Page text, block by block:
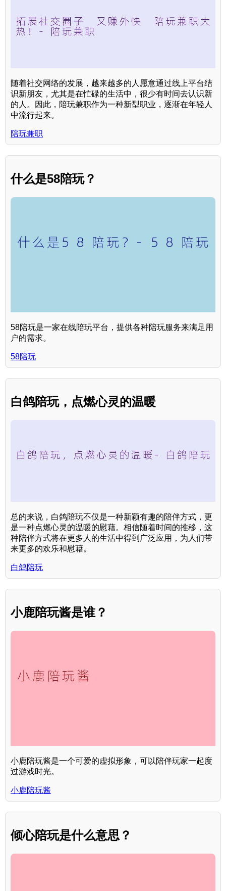
随着社交网络的发展，越来越多的人愿意通过线上平台结
识新朋友，尤其是在忙碌的生活中，很少有时间去认识新
的人。因此，陪玩兼职作为一种新型职业，逐渐在年轻人
中流行起来。
陪玩兼职
什么是58陪玩？
58陪玩是一家在线陪玩平台，提供各种陪玩服务来满足用
户的需求。
58陪玩
白鸽陪玩，点燃心灵的温暖
总的来说，白鸽陪玩不仅是一种新颖有趣的陪伴方式，更
是一种点燃心灵的温暖的慰藉。相信随着时间的推移，这
种陪伴方式将在更多人的生活中得到广泛应用，为人们带
来更多的欢乐和慰藉。
白鸽陪玩
小鹿陪玩酱是谁？
小鹿陪玩酱是一个可爱的虚拟形象，可以陪伴玩家一起度
过游戏时光。
小鹿陪玩酱
倾心陪玩是什么意思？